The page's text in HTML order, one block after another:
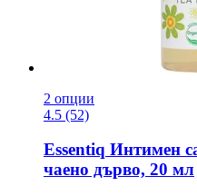
2 опции
4.5 (52)
Essentiq Интимен
чаено дърво, 20 мл